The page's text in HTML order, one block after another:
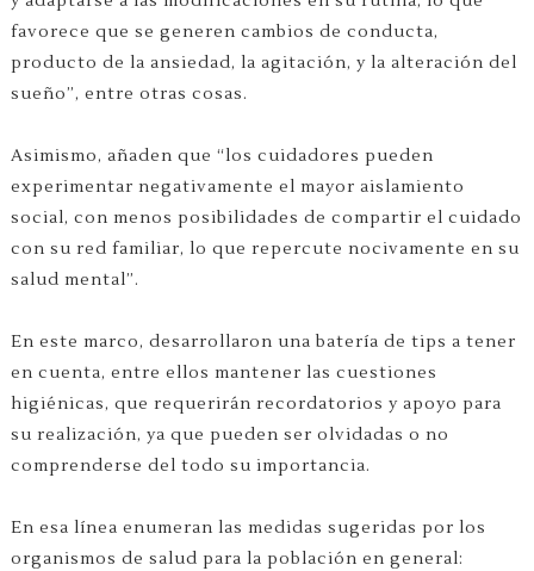
favorece que se generen cambios de conducta,
producto de la ansiedad, la agitación, y la alteración del
sueño”, entre otras cosas.
Asimismo, añaden que “los cuidadores pueden
experimentar negativamente el mayor aislamiento
social, con menos posibilidades de compartir el cuidado
con su red familiar, lo que repercute nocivamente en su
salud mental”.
En este marco, desarrollaron una batería de tips a tener
en cuenta, entre ellos mantener las cuestiones
higiénicas, que requerirán recordatorios y apoyo para
su realización, ya que pueden ser olvidadas o no
comprenderse del todo su importancia.
En esa línea enumeran las medidas sugeridas por los
organismos de salud para la población en general: